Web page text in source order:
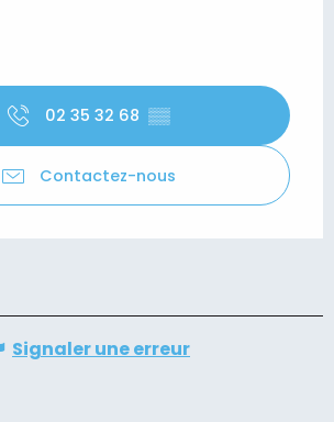
02 35 32 68 ▒▒
Contactez-nous
Signaler une erreur